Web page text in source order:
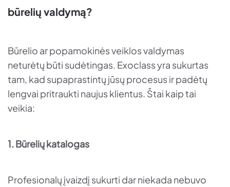
būrelių valdymą?
Būrelio ar popamokinės veiklos valdymas
neturėtų būti sudėtingas. Exoclass yra sukurtas
tam, kad supaprastintų jūsų procesus ir padėtų
lengvai pritraukti naujus klientus. Štai kaip tai
veikia:
1. Būrelių katalogas
Profesionalų įvaizdį sukurti dar niekada nebuvo